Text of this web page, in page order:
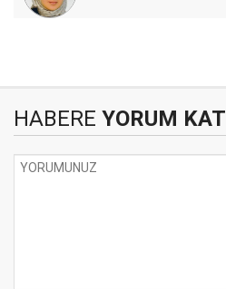
HABERE YORUM KAT